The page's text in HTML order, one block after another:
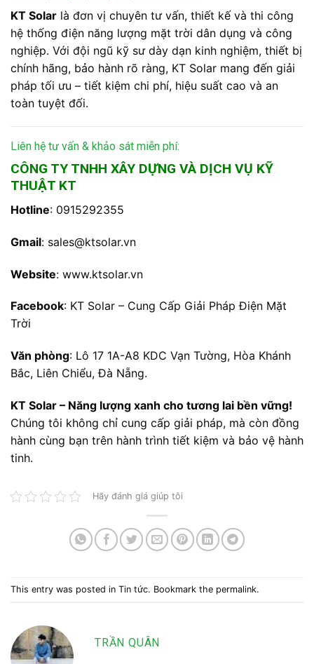
KT Solar là đơn vị chuyên tư vấn, thiết kế và thi công
hệ thống điện năng lượng mặt trời dân dụng và công
nghiệp. Với đội ngũ kỹ sư dày dạn kinh nghiệm, thiết bị
chính hãng, bảo hành rõ ràng, KT Solar mang đến giải
pháp tối ưu – tiết kiệm chi phí, hiệu suất cao và an
toàn tuyệt đối.
Liên hệ tư vấn & khảo sát miễn phí:
CÔNG TY TNHH XÂY DỰNG VÀ DỊCH VỤ KỸ
THUẬT KT
Hotline: 0915292355
Gmail: sales@ktsolar.vn
Website: www.ktsolar.vn
Facebook: KT Solar – Cung Cấp Giải Pháp Điện Mặt
Trời
Văn phòng: Lô 17 1A-A8 KDC Vạn Tường, Hòa Khánh
Bắc, Liên Chiểu, Đà Nẵng.
KT Solar – Năng lượng xanh cho tương lai bền vững!
Chúng tôi không chỉ cung cấp giải pháp, mà còn đồng
hành cùng bạn trên hành trình tiết kiệm và bảo vệ hành
tinh.
Hãy đánh giá giúp tôi
This entry was posted in Tin tức. Bookmark the permalink.
TRẦN QUÂN